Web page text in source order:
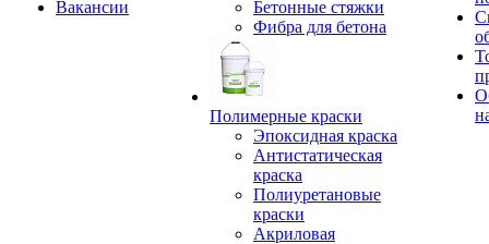
Вакансии
Бетонные стяжки
Фибра для бетона
Полимерные краски
Эпоксидная краска
Антистатическая
краска
Полиуретановые
краски
Акриловая